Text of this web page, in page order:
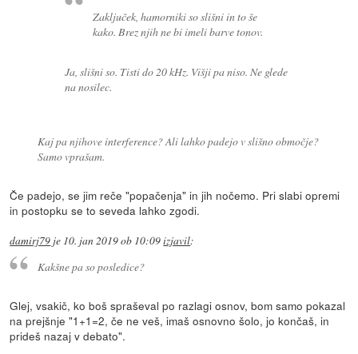
Zaključek, hamorniki so slišni in to še
kako. Brez njih ne bi imeli barve tonov.
Ja, slišni so. Tisti do 20 kHz. Višji pa niso. Ne glede
na nosilec.
Kaj pa njihove interference? Ali lahko padejo v slišno območje?
Samo vprašam.
Če padejo, se jim reče "popačenja" in jih nočemo. Pri slabi opremi
in postopku se to seveda lahko zgodi.
damirj79 je 10. jan 2019 ob 10:09izjavil:
Kakšne pa so posledice?
Glej, vsakič, ko boš spraševal po razlagi osnov, bom samo pokazal
na prejšnje "1+1=2, če ne veš, imaš osnovno šolo, jo končaš, in
prideš nazaj v debato".